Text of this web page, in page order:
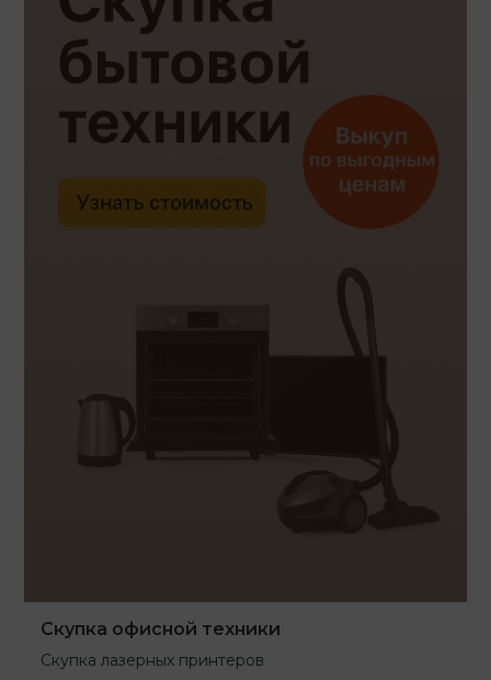
Скупка офисной техники
Скупка лазерных принтеров